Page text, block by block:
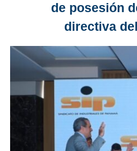
de posesión
directiva